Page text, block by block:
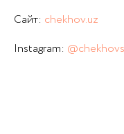
Сайт: сhekhov.uz
Instagram: